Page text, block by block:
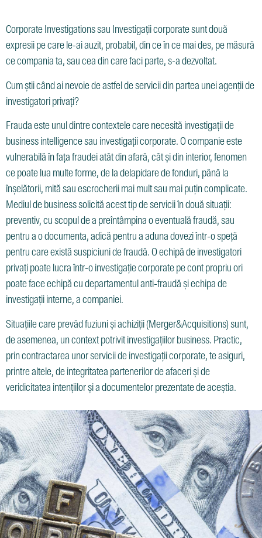
Corporate Investigations sau Investigații corporate sunt două
expresii pe care le-ai auzit, probabil, din ce în ce mai des, pe măsură
ce compania ta, sau cea din care faci parte, s-a dezvoltat.
Cum știi când ai nevoie de astfel de servicii din partea unei agenții de
investigatori privați?
Frauda este unul dintre contextele care necesită investigații de
business intelligence sau investigații corporate. O companie este
vulnerabilă în fața fraudei atât din afară, cât și din interior, fenomen
ce poate lua multe forme, de la delapidare de fonduri, până la
înșelătorii, mită sau escrocherii mai mult sau mai puțin complicate.
Mediul de business solicită acest tip de servicii în două situații:
preventiv, cu scopul de a preîntâmpina o eventuală fraudă, sau
pentru a o documenta, adică pentru a aduna dovezi într-o speță
pentru care există suspiciuni de fraudă. O echipă de investigatori
privați poate lucra într-o investigație corporate pe cont propriu ori
poate face echipă cu departamentul anti-fraudă și echipa de
investigații interne, a companiei.
Situațiile care prevăd fuziuni și achiziții (Merger&Acquisitions) sunt,
de asemenea, un context potrivit investigațiilor business. Practic,
prin contractarea unor servicii de investigații corporate, te asiguri,
printre altele, de integritatea partenerilor de afaceri și de
veridicitatea intențiilor și a documentelor prezentate de aceștia.